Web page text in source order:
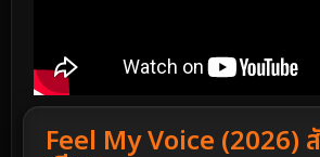
Feel My Voice (2026)